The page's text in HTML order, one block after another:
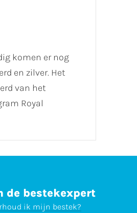
komen er nog
en zilver. Het
van het
Royal
de bestekexpert
ik mijn bestek?